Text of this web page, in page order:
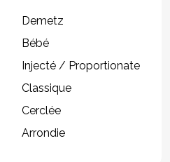
Demetz
Bébé
Injecté / Proportionate
Classique
Cerclée
Arrondie